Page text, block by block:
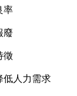
率
廢
徵
低人力需求